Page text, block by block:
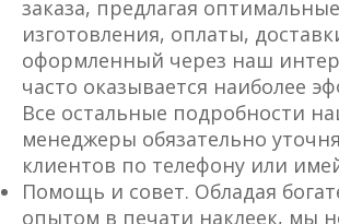
заказа, предлагая
изготовления, оплаты,
оформленный через наш
часто оказывается наиболее
Все остальные подробности
менеджеры обязательно
клиентов по телефону или
Помощь и совет. Обладая
опытом в печати наклеек, мы